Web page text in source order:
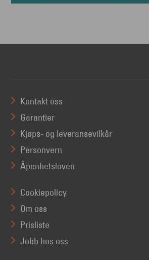
Kontakt oss
Garantier
Kjøps- og leveransevilkår
Personvern
Åpenhetsloven
Cookiepolicy
Om oss
Prisliste
Jobb hos oss